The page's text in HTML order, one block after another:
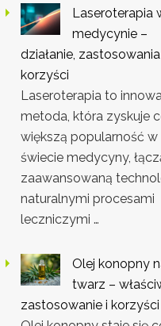
Laseroterapia
medycynie –
działanie,
korzyści
Laseroterapia to
metoda, która zyskuje
większą popularność w
świecie medycyny,
zaawansowaną
naturalnymi procesami
leczniczymi …
Olej konopny
twarz –
zastosowanie i korzyści